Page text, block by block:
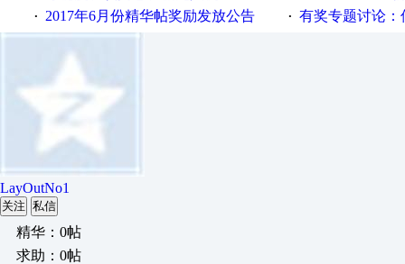
· 2017年6月份精华帖奖励发放公告 · 有奖专题讨论：伺服选择
LayOutNo1
关注 私信
精华：0帖
求助：0帖